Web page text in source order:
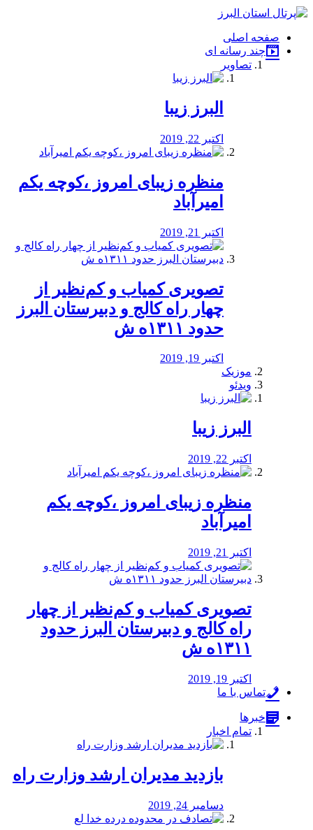
فصد
شرق
تهران
خشکشویی
صفحه اصلی
چند رسانه ای
تصاویر
البرز زیبا
اکتبر 22, 2019
منظره‌‌ زیبای امروز ،کوچه یکم
امیرآباد
اکتبر 21, 2019
️تصویری کمیاب و کم‌نظیر از
چهار راه كالج و دبيرستان البرز
حدود ۱۳۱۱ه ش
اکتبر 19, 2019
موزیک
ویدئو
البرز زیبا
اکتبر 22, 2019
منظره‌‌ زیبای امروز ،کوچه یکم
امیرآباد
اکتبر 21, 2019
️تصویری کمیاب و کم‌نظیر از چهار
راه كالج و دبيرستان البرز حدود
۱۳۱۱ه ش
اکتبر 19, 2019
تماس با ما
خبرها
تمام اخبار
بازدید مدیران ارشد وزارت راه
دسامبر 24, 2019